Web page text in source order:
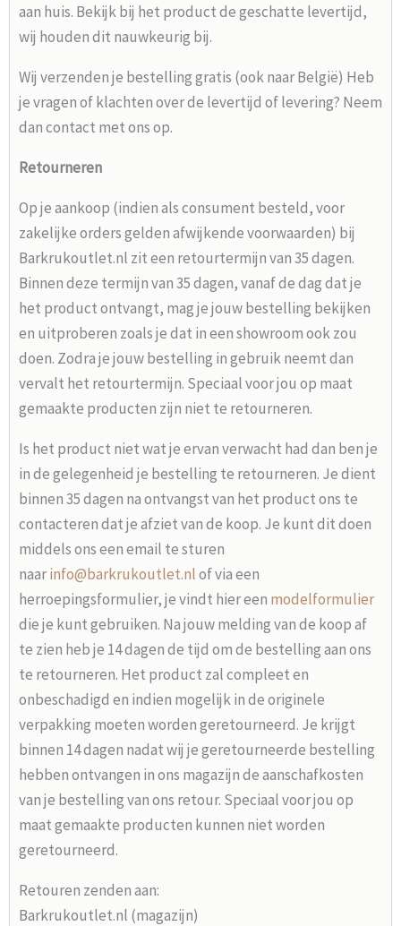
aan huis. Bekijk bij het product de geschatte levertijd,
wij houden dit nauwkeurig bij.
Wij verzenden je bestelling gratis (ook naar België) Heb
je vragen of klachten over de levertijd of levering? Neem
dan contact met ons op.
Retourneren
Op je aankoop (indien als consument besteld, voor
zakelijke orders gelden afwijkende voorwaarden) bij
Barkrukoutlet.nl zit een retourtermijn van 35 dagen.
Binnen deze termijn van 35 dagen, vanaf de dag dat je
het product ontvangt, mag je jouw bestelling bekijken
en uitproberen zoals je dat in een showroom ook zou
doen. Zodra je jouw bestelling in gebruik neemt dan
vervalt het retourtermijn. Speciaal voor jou op maat
gemaakte producten zijn niet te retourneren.
Is het product niet wat je ervan verwacht had dan ben je
in de gelegenheid je bestelling te retourneren. Je dient
binnen 35 dagen na ontvangst van het product ons te
contacteren dat je afziet van de koop. Je kunt dit doen
middels ons een email te sturen
naarinfo@barkrukoutlet.nlof via een
herroepingsformulier, je vindt hier een modelformulier
die je kunt gebruiken. Na jouw melding van de koop af
te zien heb je 14 dagen de tijd om de bestelling aan ons
te retourneren. Het product zal compleet en
onbeschadigd en indien mogelijk in de originele
verpakking moeten worden geretourneerd. Je krijgt
binnen 14 dagen nadat wij je geretourneerde bestelling
hebben ontvangen in ons magazijn de aanschafkosten
van je bestelling van ons retour. Speciaal voor jou op
maat gemaakte producten kunnen niet worden
geretourneerd.
Retouren zenden aan:
Barkrukoutlet.nl (magazijn)